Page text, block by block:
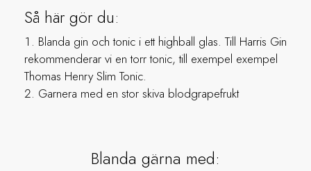
Blanda gärna med:
Så här gör du:
Blanda gin och tonic i ett highball glas. Till Harris Gin
rekommenderar vi en torr tonic, till exempel exempel
Thomas Henry Slim Tonic.
Garnera med en stor skiva blodgrapefrukt